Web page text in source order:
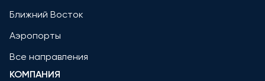
Ближний Восток
Аэропорты
Все направления
КОМПАНИЯ